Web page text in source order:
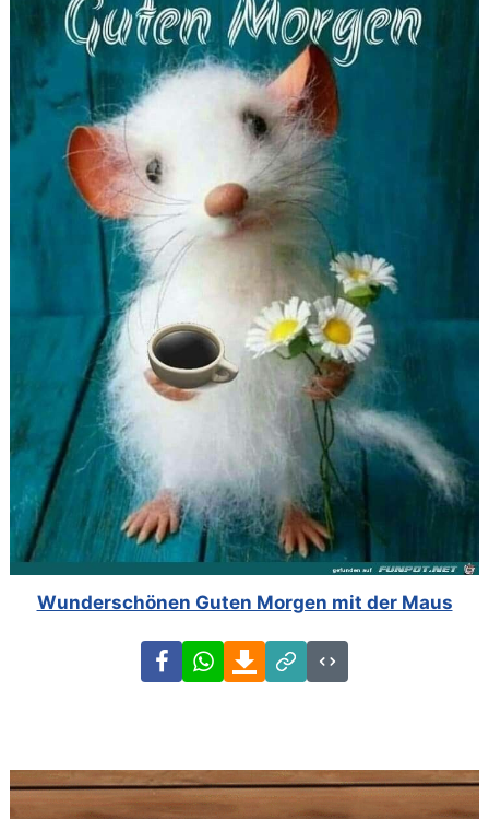
Wunderschönen Guten Morgen mit der Maus
FacebookWhatsAppDownload
Link
Code